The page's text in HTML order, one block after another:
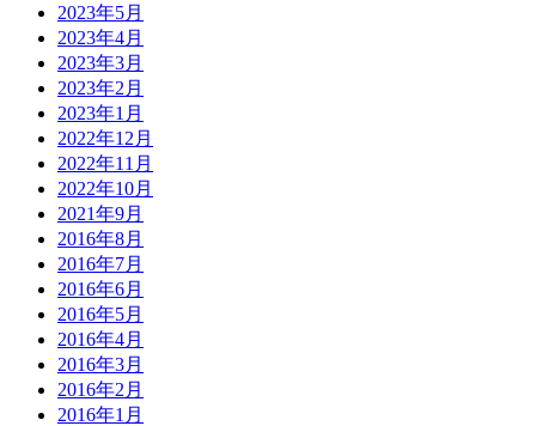
2023年5月
2023年4月
2023年3月
2023年2月
2023年1月
2022年12月
2022年11月
2022年10月
2021年9月
2016年8月
2016年7月
2016年6月
2016年5月
2016年4月
2016年3月
2016年2月
2016年1月